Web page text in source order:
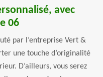
avec
06
par l’entreprise Vert &
une touche d’originalité
D’ailleurs, vous serez